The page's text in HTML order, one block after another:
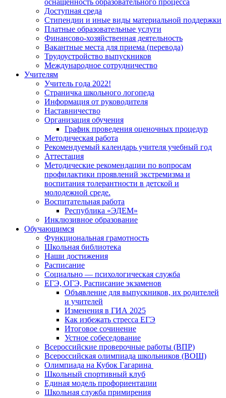
оснащенность образовательного процесса
Доступная среда
Стипендии и иные виды материальной поддержки
Платные образовательные услуги
Финансово-хозяйственная деятельность
Вакантные места для приема (перевода)
Трудоустройство выпускников
Международное сотрудничество
Учителям
Учитель года 2022!
Страничка школьного логопеда
Информация от руководителя
Наставничество
Организация обучения
График проведения оценочных процедур
Методическая работа
Рекомендуемый календарь учителя учебный год
Аттестация
Методические рекомендации по вопросам
профилактики проявлений экстремизма и
воспитания толерантности в детской и
молодежной среде.
Воспитательная работа
Республика «ЭДЕМ»
Инклюзивное образование
Обучающимся
Функциональная грамотность
Школьная библиотека
Наши достижения
Расписание
Социально — психологическая служба
ЕГЭ, ОГЭ, Расписание экзаменов
Объявление для выпускников, их родителей
и учителей
Изменения в ГИА 2025
Как избежать стресса ЕГЭ
Итоговое сочинение
Устное собеседование
Всероссийские проверочные работы (ВПР)
Всероссийская олимпиада школьников (ВОШ)
Олимпиада на Кубок Гагарина
Школьный спортивный клуб
Единая модель профориентации
Школьная служба примирения